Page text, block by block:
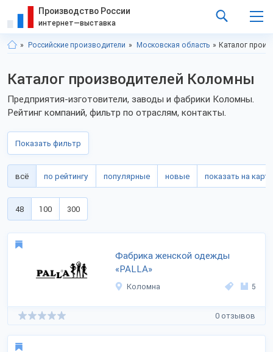
Производство России
интернет—выставка
Российские производители Московская область Каталог
Каталог производителей Коломны
Предприятия-изготовители, заводы и фабрики Коломны.
Рейтинг компаний, фильтр по отраслям, контакты.
Показать фильтр
всё по рейтингу популярные новые показать на карте
48 100 300
Фабрика женской одежды
«PALLA»
Коломна 5
0 отзывов